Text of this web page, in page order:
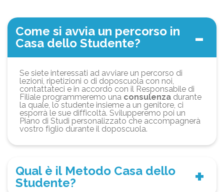
Come si avvia un percorso in
Casa dello Studente?
Se siete interessati ad avviare un percorso di
lezioni, ripetizioni o di doposcuola con noi,
contattateci e in accordo con il Responsabile di
Filiale programmeremo una consulenza durante
la quale, lo studente insieme a un genitore, ci
esporrà le sue difficoltà. Svilupperemo poi un
Piano di Studi personalizzato che accompagnerà
vostro figlio durante il doposcuola.
Qual è il Metodo Casa dello
Studente?